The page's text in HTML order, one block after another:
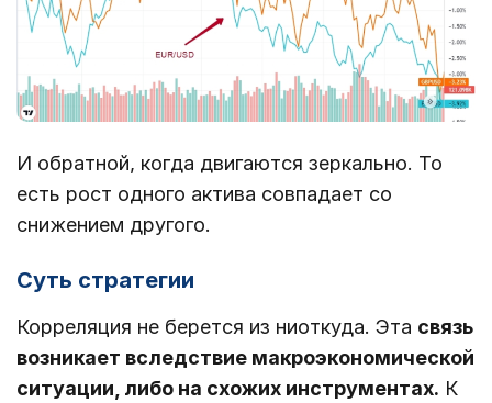
И обратной, когда двигаются зеркально. То
есть рост одного актива совпадает со
снижением другого.
Суть стратегии
Корреляция не берется из ниоткуда. Эта связь
возникает вследствие макроэкономической
ситуации, либо на схожих инструментах. К